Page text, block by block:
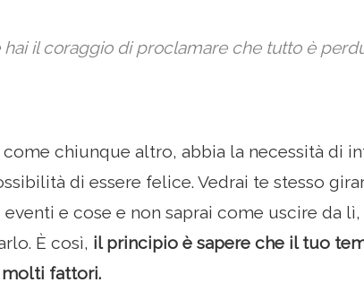
hai il coraggio di proclamare che tutto è
chiunque altro, abbia la necessità di
di essere felice. Vedrai te stesso
e cose e non saprai come uscire da
È così, il principio è sapere che il tuo
fattori.